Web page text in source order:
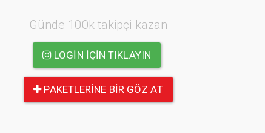
Günde 100k takipçi kazan
LOGIN IÇIN TIKLAYIN
PAKETLERINE BIR GÖZ AT